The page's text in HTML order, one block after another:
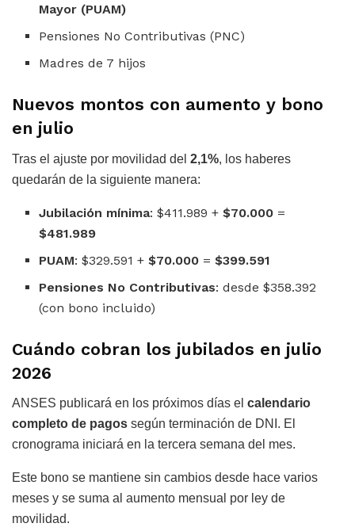
Mayor (PUAM)
Pensiones No Contributivas (PNC)
Madres de 7 hijos
Nuevos montos con aumento y bono
en julio
Tras el ajuste por movilidad del 2,1%, los haberes
quedarán de la siguiente manera:
Jubilación mínima: $411.989 +$70.000 =
$481.989
PUAM: $329.591 +$70.000 =$399.591
Pensiones No Contributivas: desde $358.392
(con bono incluido)
Cuándo cobran los jubilados en julio
2026
ANSES publicará en los próximos días el calendario
completo de pagos según terminación de DNI. El
cronograma iniciará en la tercera semana del mes.
Este bono se mantiene sin cambios desde hace varios
meses y se suma al aumento mensual por ley de
movilidad.